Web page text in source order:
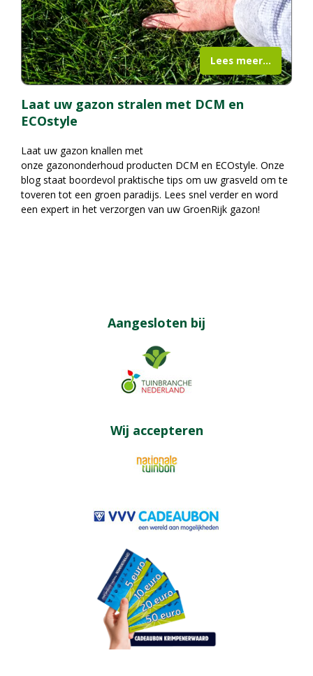
Laat uw gazon stralen met DCM en
ECOstyle
Laat uw gazon knallen met
onze gazononderhoud producten DCM en ECOstyle. Onze
blog staat boordevol praktische tips om uw grasveld om te
toveren tot een groen paradijs. Lees snel verder en word
een expert in het verzorgen van uw GroenRijk gazon!
Lees meer...
Aangesloten bij
Wij accepteren